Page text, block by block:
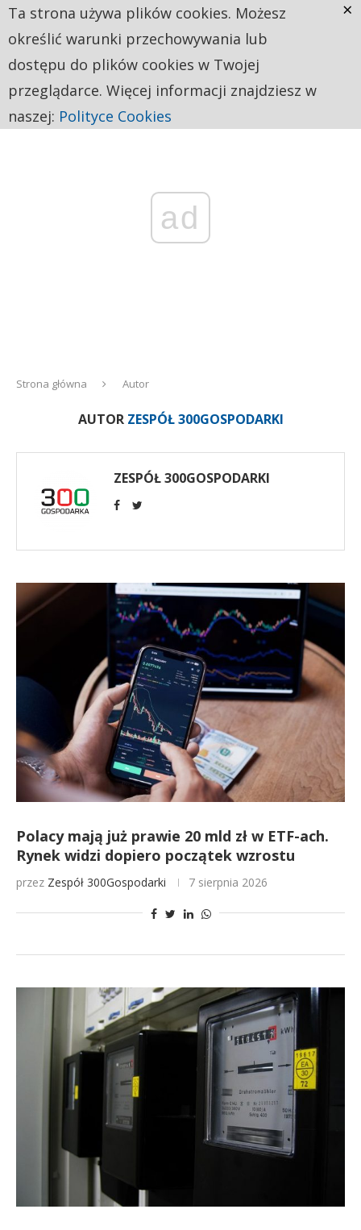
ad
Strona główna Autor
AUTOR ZESPÓŁ 300GOSPODARKI
ZESPÓŁ 300GOSPODARKI
Polacy mają już prawie 20 mld zł w ETF-ach.
Rynek widzi dopiero początek wzrostu
przez Zespół 300Gospodarki 7 sierpnia 2026
Ta strona używa plików cookies. Możesz
określić warunki przechowywania lub
dostępu do plików cookies w Twojej
przeglądarce. Więcej informacji znajdziesz w
naszej: Polityce Cookies
×